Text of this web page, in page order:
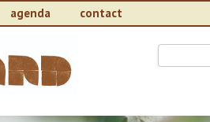
agenda contact